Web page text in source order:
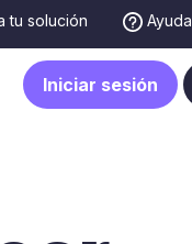
tu solución Ayuda
Iniciar sesión